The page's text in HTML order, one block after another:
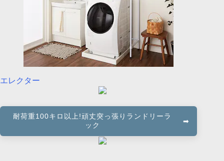
エレクター
耐荷重100キロ以上!頑丈突っ張りランドリーラ
ック